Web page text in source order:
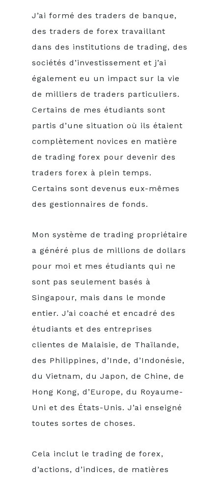
J’ai formé des traders de banque,
des traders de forex travaillant
dans des institutions de trading, des
sociétés d’investissement et j’ai
également eu un impact sur la vie
de milliers de traders particuliers.
Certains de mes étudiants sont
partis d’une situation où ils étaient
complètement novices en matière
de trading forex pour devenir des
traders forex à plein temps.
Certains sont devenus eux-mêmes
des gestionnaires de fonds.
Mon système de trading propriétaire
a généré plus de millions de dollars
pour moi et mes étudiants qui ne
sont pas seulement basés à
Singapour, mais dans le monde
entier. J’ai coaché et encadré des
étudiants et des entreprises
clientes de Malaisie, de Thaïlande,
des Philippines, d’Inde, d’Indonésie,
du Vietnam, du Japon, de Chine, de
Hong Kong, d’Europe, du Royaume-
Uni et des États-Unis. J’ai enseigné
toutes sortes de choses.
Cela inclut le trading de forex,
d’actions, d’indices, de matières